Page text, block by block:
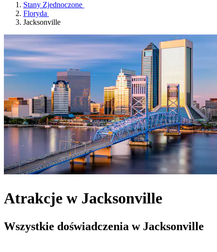
Stany Zjednoczone
Floryda
Jacksonville
Atrakcje w Jacksonville
Wszystkie doświadczenia w Jacksonville